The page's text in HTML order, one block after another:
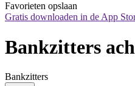
Favorieten opslaan
Gratis downloaden in de App
Bankzitters
Bankzitters